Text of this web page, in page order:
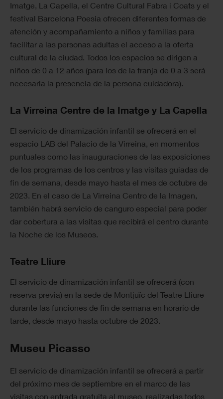
Imatge, La Capella, el Centre Cultural Fabra i Coats y el
festival Barcelona Poesia ofrecen diferentes formas de
atención y acompañamiento a niños y familias para
facilitar a las personas adultas el acceso a la oferta
cultural de la ciudad. Todos los espacios se dirigen a
niños de 0 a 12 años (para los de la franja de 0 a 3 será
necesaria la presencia de la persona cuidadora).
La Virreina Centre de la Imatge y La Capella
El servicio de dinamización infantil se ofrecerá en el
espacio LAB del Palacio de la Virreina, en momentos
puntuales como las inauguraciones de las exposiciones
de los programas de los centros y las visitas guiadas de
fin de semana, desde mayo hasta el mes de octubre de
2023. En el caso de La Virreina Centro de la Imagen,
también habrá servicio de canguro especial para poder
dar cobertura a las visitas que recibirá el centro durante
la Noche de los Museos.
Teatre Lliure
El servicio de dinamización infantil se ofrecerá (con
reserva previa) en la sede de Montjuïc del Teatre Lliure
durante las funciones de fin de semana en horario de
tarde, desde mayo hasta octubre de 2023.
Museu Picasso
El servicio de dinamización infantil se ofrecerá a partir
del próximo mes de septiembre en el marco de las
visitas con entrada gratuita al museo, realizadas todos